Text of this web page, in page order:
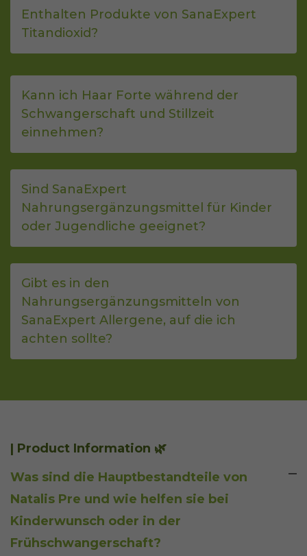
Enthalten Produkte von SanaExpert
Titandioxid?
Kann ich Haar Forte während der
Schwangerschaft und Stillzeit
einnehmen?
Sind SanaExpert
Nahrungsergänzungsmittel für Kinder
oder Jugendliche geeignet?
Gibt es in den
Nahrungsergänzungsmitteln von
SanaExpert Allergene, auf die ich
achten sollte?
| Product Information 🌿
Was sind die Hauptbestandteile von
Natalis Pre und wie helfen sie bei
Kinderwunsch oder in der
Frühschwangerschaft?